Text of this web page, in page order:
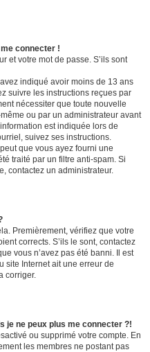
connecter !
et votre mot de passe. S’ils sont
indiqué avoir moins de 13 ans
suivre les instructions reçues par
nécessiter que toute nouvelle
ou par un administrateur avant
est indiquée lors de
suivez ses instructions.
que vous ayez fourni une
traité par un filtre anti-spam. Si
contactez un administrateur.
Premièrement, vérifiez que votre
corrects. S’ils le sont, contactez
vous n’avez pas été banni. Il est
site Internet ait une erreur de
corriger.
je ne peux plus me connecter ?!
ou supprimé votre compte. En
les membres ne postant pas